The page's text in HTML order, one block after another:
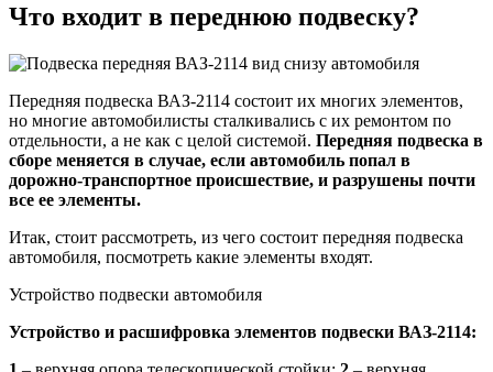
Что входит в переднюю подвеску?
Передняя подвеска ВАЗ-2114 состоит их многих элементов,
но многие автомобилисты сталкивались с их ремонтом по
отдельности, а не как с целой системой. Передняя подвеска в
сборе меняется в случае, если автомобиль попал в
дорожно-транспортное происшествие, и разрушены почти
все ее элементы.
Итак, стоит рассмотреть, из чего состоит передняя подвеска
автомобиля, посмотреть какие элементы входят.
Устройство подвески автомобиля
Устройство и расшифровка элементов подвески ВАЗ-2114: